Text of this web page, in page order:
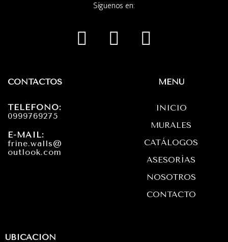
Síguenos en:
I
n
F
a
W
h
a
p
p
CONTACTOS
TELÉFONO:
0999769275
E-MAIL:
frine.walls@
outlook.com
MENÚ
INICIO
MURALES
CATÁLOGOS
ASESORÍAS
NOSOTROS
CONTACTO
UBICACIÓN